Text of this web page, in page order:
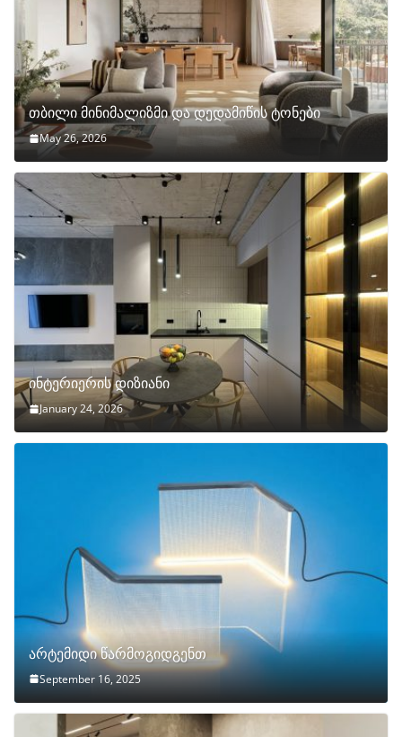
თბილი მინიმალიზმი და დედამიწის ტონები
May 26, 2026
ინტერიერის დიზიანი
January 24, 2026
არტემიდი წარმოგიდგენთ
September 16, 2025